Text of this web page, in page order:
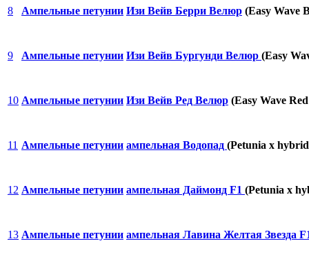
8 Ампельные петунии Изи Вейв Берри Велюр (Easy Wave
9 Ампельные петунии Изи Вейв Бургунди Велюр (Easy
10 Ампельные петунии Изи Вейв Ред Велюр (Easy Wave
11 Ампельные петунии ампельная Водопад (Petunia x
12 Ампельные петунии ампельная Даймонд F1 (Petunia x
13 Ампельные петунии ампельная Лавина Желтая Звезда